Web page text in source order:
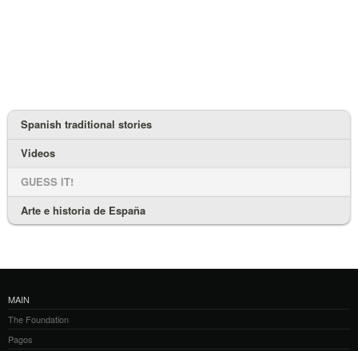
Spanish traditional stories
Videos
GUESS IT!
Arte e historia de España
MAIN
The Foundation
Pagos